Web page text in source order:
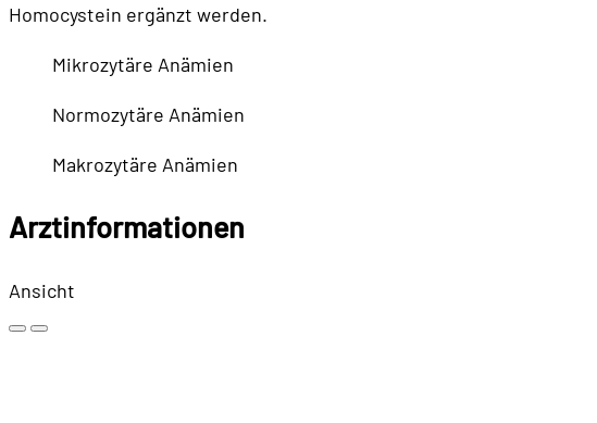
Homocystein ergänzt werden.
Mikrozytäre Anämien
Normozytäre Anämien
Makrozytäre Anämien
Arztinformationen
Ansicht